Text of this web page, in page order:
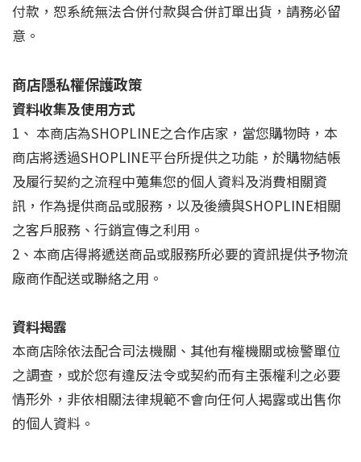
付款，恕系統無法合併付款與合併訂單出貨，請務必留
意。
商店隱私權保護政策
資料收集及使用方式
1、 本商店為SHOPLINE之合作店家，當您購物時，本
商店將透過SHOPLINE平台所提供之功能，於購物結帳
及履行契約之流程中蒐集您的個人資料及消費相關資
訊，作為提供商品或服務，以及後續與SHOPLINE相關
之客戶服務、行銷宣傳之利用。
2、本商店得將遞送商品或服務所必要的資訊提供予物流
廠商作配送或聯絡之用。
資料揭露
本商店除依法配合司法機關、其他有權機關或檢警單位
之調查，或於您有違反法令或契約而有主張權利之必要
情形外，非依相關法律規範不會向任何人揭露或出售你
的個人資料。